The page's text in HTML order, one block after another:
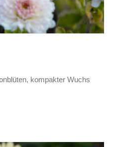
kompakter Wuchs